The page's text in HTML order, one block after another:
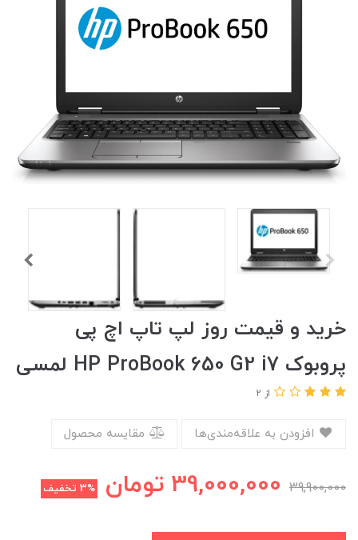
خرید و قیمت روز لپ تاپ اچ پی
پروبوک HP ProBook 650 G2 i7 لمسی
از 2
مقایسه محصول
39,900,000
39,000,000 تومان 3% تخفیف